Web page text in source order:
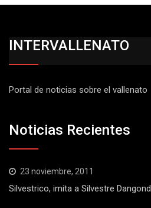
INTERVALLENATO
Portal de noticias sobre el vallenato
Noticias Recientes
23 noviembre, 2011
Silvestrico, imita a Silvestre Dangond